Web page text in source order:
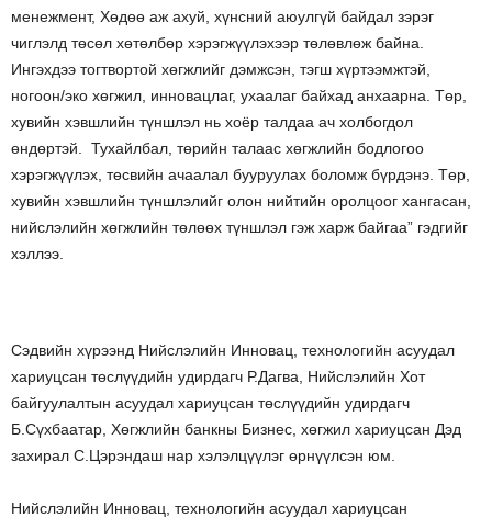
менежмент, Хөдөө аж ахуй, хүнсний аюулгүй байдал зэрэг
чиглэлд төсөл хөтөлбөр хэрэгжүүлэхээр төлөвлөж байна.
Ингэхдээ тогтвортой хөгжлийг дэмжсэн, тэгш хүртээмжтэй,
ногоон/эко хөгжил, инновацлаг, ухаалаг байхад анхаарна. Төр,
хувийн хэвшлийн түншлэл нь хоёр талдаа ач холбогдол
өндөртэй. Тухайлбал, төрийн талаас хөгжлийн бодлогоо
хэрэгжүүлэх, төсвийн ачаалал бууруулах боломж бүрдэнэ. Төр,
хувийн хэвшлийн түншлэлийг олон нийтийн оролцоог хангасан,
нийслэлийн хөгжлийн төлөөх түншлэл гэж харж байгаа” гэдгийг
хэллээ.
Сэдвийн хүрээнд Нийслэлийн Инновац, технологийн асуудал
хариуцсан төслүүдийн удирдагч Р.Дагва, Нийслэлийн Хот
байгуулалтын асуудал хариуцсан төслүүдийн удирдагч
Б.Сүхбаатар, Хөгжлийн банкны Бизнес, хөгжил хариуцсан Дэд
захирал С.Цэрэндаш нар хэлэлцүүлэг өрнүүлсэн юм.
Нийслэлийн Инновац, технологийн асуудал хариуцсан